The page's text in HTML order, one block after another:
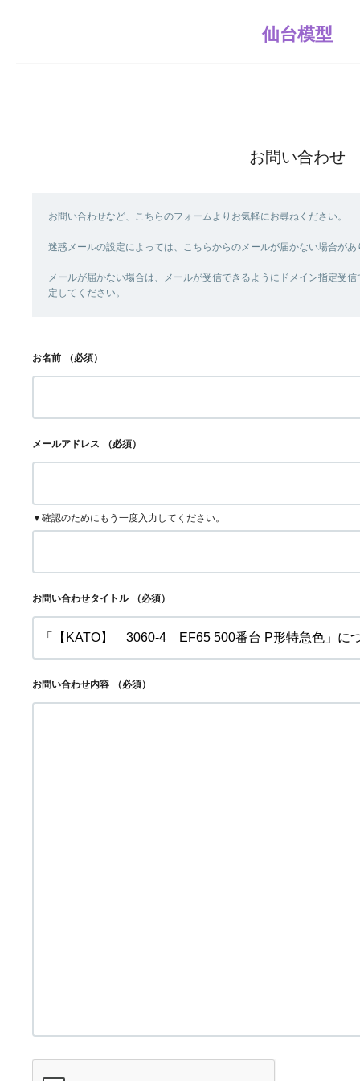
仙台模型
お問い合わせ
お問い合わせなど、こちらのフォームよりお気軽にお尋ねください。
迷惑メールの設定によっては、こちらからのメールが届かない場合があ
メールが届かない場合は、メールが受信できるようにドメイン指定受信
定してください。
お名前 （必須）
メールアドレス （必須）
▼確認のためにもう一度入力してください。
お問い合わせタイトル （必須）
お問い合わせ内容 （必須）